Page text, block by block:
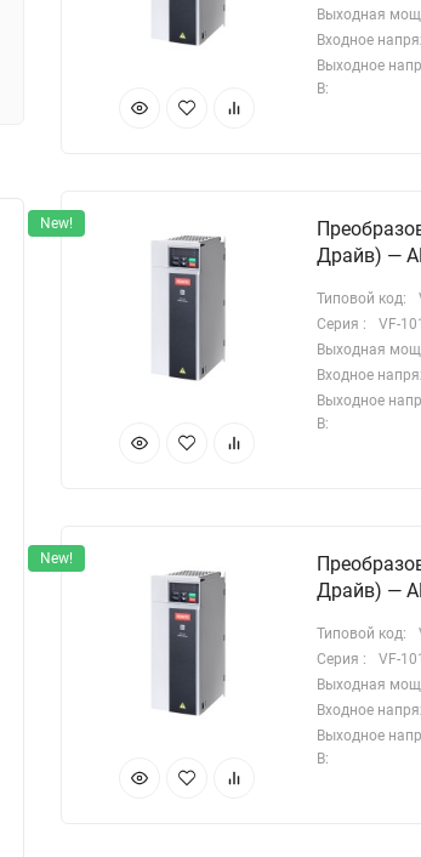
частотного преобразователя.
Управление работой
цифровой панели оператора с
Для интеграции в
предусмотрен интерфейс RS-485
Специализированный
— Встроенную функцию
связи в технологические
контроль параметров;
— Автоматическое плавное
предотвращающее
— Режим профилактической
— Защиту от сухого хода;
— Защиту от замерзания;
Выходная
Входное
Выходное
В:
New!
Драйв) —
Типовой код:
Серия :
VF-
Выходная
Входное
Выходное
В:
New!
Драйв) —
Типовой код:
Серия :
VF-
Выходная
Входное
Выходное
В: